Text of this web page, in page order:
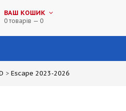
ВАШ КОШИК
0 товарів — 0
> Escape 2023-2026